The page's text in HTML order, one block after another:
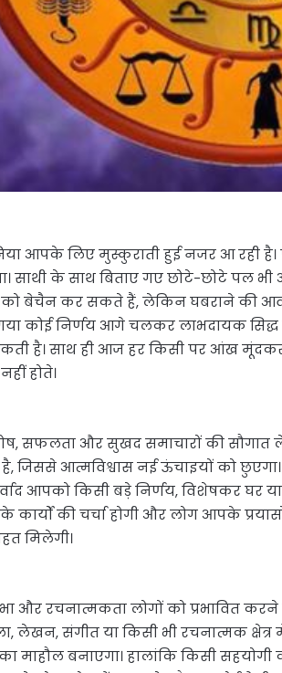
आपके लिए मुस्कुराती हुई नजर आ रही
साथी के साथ बिताए गए छोटे-छोटे पल
को बेचैन कर सकते हैं, लेकिन घबराने की
कोई निर्णय आगे चलकर लाभदायक सिद्ध
है। साथ ही आज हर किसी पर आंख
होते।
सफलता और सुखद समाचारों की सौगात
जिससे आत्मविश्वास नई ऊंचाइयों को
आपको किसी बड़े निर्णय, विशेषकर घर
की चर्चा होगी और लोग आपके
मिलेगी।
और रचनात्मकता लोगों को प्रभावित करने
लेखन, संगीत या किसी भी रचनात्मक
माहौल बनाएगा। हालांकि किसी